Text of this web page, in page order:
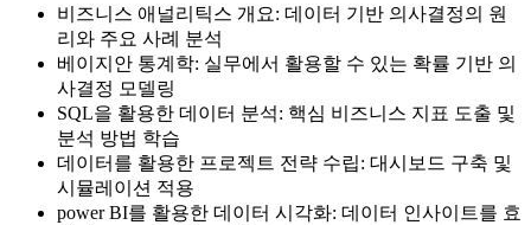
비즈니스 애널리틱스 개요: 데이터 기반 의사결정의 원
리와 주요 사례 분석
베이지안 통계학: 실무에서 활용할 수 있는 확률 기반 의
사결정 모델링
SQL을 활용한 데이터 분석: 핵심 비즈니스 지표 도출 및
분석 방법 학습
데이터를 활용한 프로젝트 전략 수립: 대시보드 구축 및
시뮬레이션 적용
power BI를 활용한 데이터 시각화: 데이터 인사이트를 효